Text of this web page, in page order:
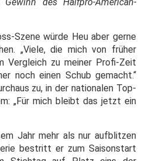
Szene würde Heu aber gerne
„Viele, die mich von früher
Vergleich zu meiner Profi-Zeit
noch einen Schub gemacht.“
zu, in der nationalen Top-
„Für mich bleibt das jetzt ein
Jahr mehr als nur aufblitzen
bestritt er zum Saisonstart